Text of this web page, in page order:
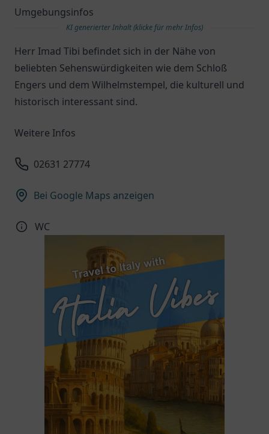
Umgebungsinfos
KI generierter Inhalt (klicke für mehr Infos)
Herr Imad Tibi befindet sich in der Nähe von
beliebten Sehenswürdigkeiten wie dem Schloß
Engers und dem Wilhelmstempel, die kulturell und
historisch interessant sind.
Weitere Infos
02631 27774
Bei Google Maps anzeigen
WC